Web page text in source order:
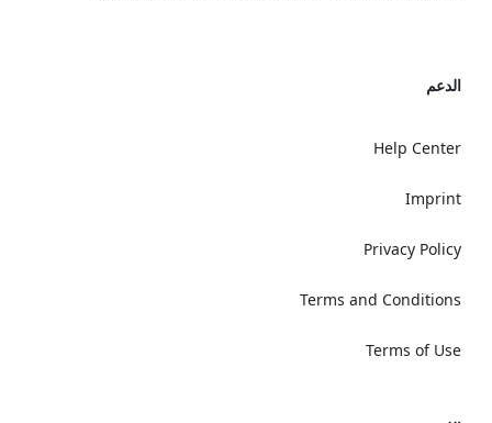
الدعم
Help Center
Imprint
Privacy Policy
Terms and Conditions
Terms of Use